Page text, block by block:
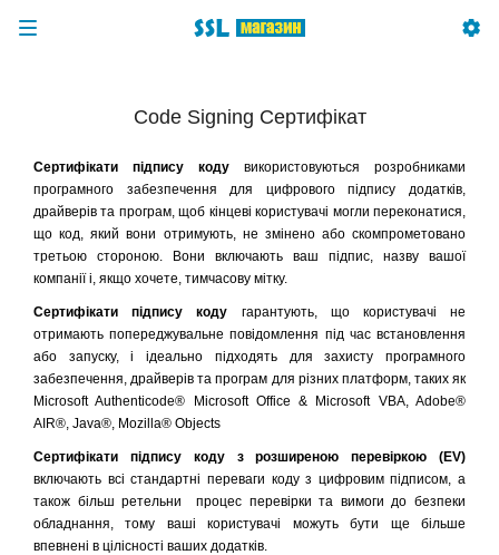
Code Signing Сертифікат
Сертифікати підпису коду використовуються розробниками
програмного забезпечення для цифрового підпису додатків,
драйверів та програм, щоб кінцеві користувачі могли переконатися,
що код, який вони отримують, не змінено або скомпрометовано
третьою стороною. Вони включають ваш підпис, назву вашої
компанії і, якщо хочете, тимчасову мітку.
Сертифікати підпису коду гарантують, що користувачі не
отримають попереджувальне повідомлення під час встановлення
або запуску, і ідеально підходять для захисту програмного
забезпечення, драйверів та програм для різних платформ, таких як
Microsoft Authenticode® Microsoft Office & Microsoft VBA, Adobe®
AIR®, Java®, Mozilla® Objects
Сертифікати підпису коду з розширеною перевіркою (EV)
включають всі стандартні переваги коду з цифровим підписом, а
також більш ретельни процес перевірки та вимоги до безпеки
обладнання, тому ваші користувачі можуть бути ще більше
впевнені в цілісності ваших додатків.